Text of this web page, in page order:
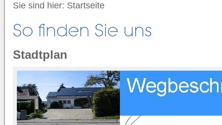
Sie sind hier: Startseite
Stadtplan